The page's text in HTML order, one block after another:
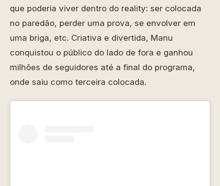
que poderia viver dentro do reality: ser colocada
no paredão, perder uma prova, se envolver em
uma briga, etc. Criativa e divertida, Manu
conquistou o público do lado de fora e ganhou
milhões de seguidores até a final do programa,
onde saiu como terceira colocada.